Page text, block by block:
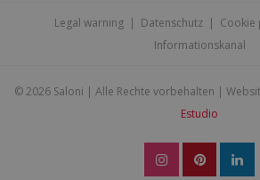
Legal warning| Datenschutz| Cookie
Informationskanal
©2026 Saloni | Alle Rechte vorbehalten |
Estudio